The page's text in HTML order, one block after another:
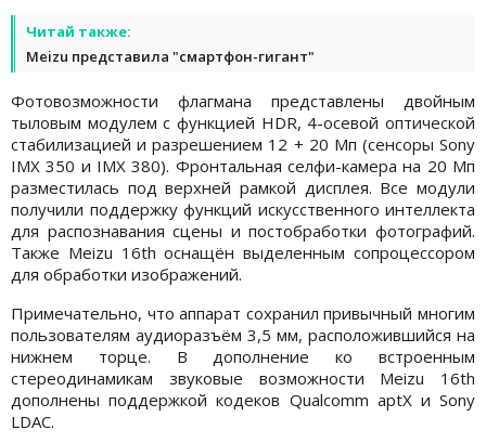
Читай также:
Meizu представила "смартфон-гигант"
Фотовозможности флагмана представлены двойным
тыловым модулем с функцией HDR, 4-осевой оптической
стабилизацией и разрешением 12 + 20 Мп (сенсоры Sony
IMX 350 и IMX 380). Фронтальная селфи-камера на 20 Мп
разместилась под верхней рамкой дисплея. Все модули
получили поддержку функций искусственного интеллекта
для распознавания сцены и постобработки фотографий.
Также Meizu 16th оснащён выделенным сопроцессором
для обработки изображений.
Примечательно, что аппарат сохранил привычный многим
пользователям аудиоразъём 3,5 мм, расположившийся на
нижнем торце. В дополнение ко встроенным
стереодинамикам звуковые возможности Meizu 16th
дополнены поддержкой кодеков Qualcomm aptX и Sony
LDAC.